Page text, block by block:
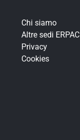
Chi siamo
Altre sedi ERPAC
Privacy
Cookies